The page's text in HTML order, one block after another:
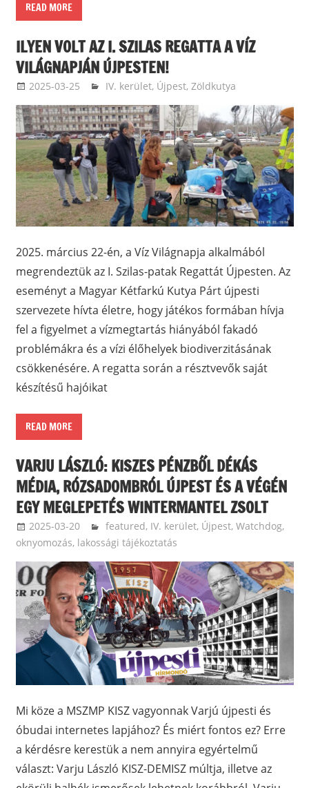
READ MORE
ILYEN VOLT AZ I. SZILAS REGATTA A VÍZ
VILÁGNAPJÁN ÚJPESTEN!
2025-03-25 ketfarkukutya
IV. kerület, Újpest, Zöldkutya
2025. március 22-én, a Víz Világnapja alkalmából
megrendeztük az I. Szilas-patak Regattát Újpesten. Az
eseményt a Magyar Kétfarkú Kutya Párt újpesti
szervezete hívta életre, hogy játékos formában hívja
fel a figyelmet a vízmegtartás hiányából fakadó
problémákra és a vízi élőhelyek biodiverzitásának
csökkenésére. A regatta során a résztvevők saját
készítésű hajóikat
READ MORE
VARJU LÁSZLÓ: KISZES PÉNZBŐL DÉKÁS
MÉDIA, RÓZSADOMBRÓL ÚJPEST ÉS A VÉGÉN
EGY MEGLEPETÉS WINTERMANTEL ZSOLT
2025-03-20 ketfarkukutya
featured, IV. kerület, Újpest, Watchdog,
oknyomozás, lakossági tájékoztatás
Mi köze a MSZMP KISZ vagyonnak Varjú újpesti és
óbudai internetes lapjához? És miért fontos ez? Erre
a kérdésre kerestük a nem annyira egyértelmű
választ: Varju László KISZ-DEMISZ múltja, illetve az